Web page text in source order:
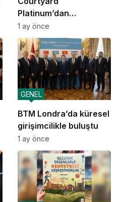
Platinum’dan
yatırımcılara 10 yıllık
amortisman güvencesi
1 ay önce
BTM Londra’da küresel
girişimcilikle buluştu
GENEL
1 ay önce